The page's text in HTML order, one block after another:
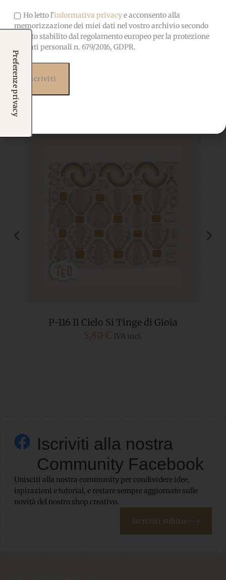
Potrebbero interessarti
P-116 Il Cielo Si Tinge di Gioia
5,80 € IVA incl.
Iscriviti alla nostra
Community Facebook
Unisciti alla nostra community per condividere idee,
ispirazioni e tutorial, e restare sempre aggiornato sulle
novità del nostro shop creativo.
Iscriviti subito
Ho letto l'informativa privacye acconsento alla
memorizzazione dei miei dati nel vostro archivio secondo
quanto stabilito dal regolamento europeo per la protezione
dei dati personali n. 679/2016, GDPR.